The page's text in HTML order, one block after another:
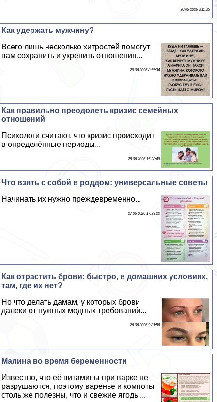
30 06 2026 3:11:35
Как удержать мужчину?
Всего лишь несколько хитростей помогут
вам сохранить и укрепить отношения...
29 06 2026 8:55:34
Как правильно преодолеть кризис семейных
отношений
Психологи считают, что кризис происходит
в определённые периоды...
28 06 2026 15:28:49
Что взять с собой в роддом: универсальные советы
Начинать их нужно преждевременно...
27 06 2026 17:33:22
Как отрастить брови: быстро, в домашних условиях,
там, где их нет?
Но что делать дамам, у которых брови
далеки от нужных модных требований...
26 06 2026 9:31:56
Малина во время беременности
Известно, что её витамины при варке не
разрушаются, поэтому варенье и компоты
столь же полезны, что и свежие ягоды...